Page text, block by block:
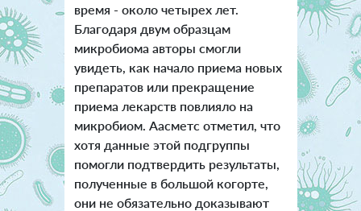
время - около четырех лет.
Благодаря двум образцам
микробиома авторы смогли
увидеть, как начало приема новых
препаратов или прекращение
приема лекарств повлияло на
микробиом. Аасметс отметил, что
хотя данные этой подгруппы
помогли подтвердить результаты,
полученные в большой когорте,
они не обязательно доказывают